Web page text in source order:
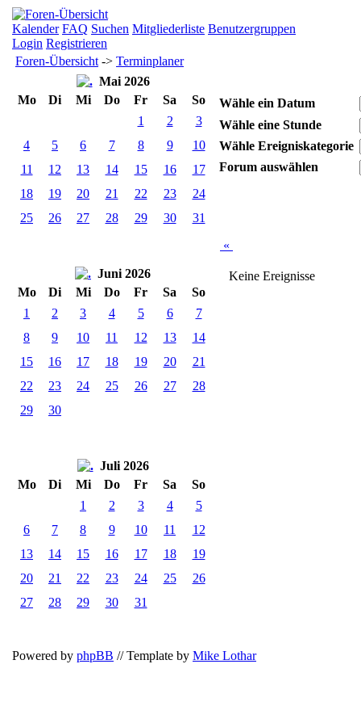
Kalender FAQ Suchen Mitgliederliste Benutzergruppen
Login Registrieren
Foren-Übersicht -> Terminplaner
Mai 2026
Mo
Di Mi Do Fr Sa
So
1
2
3
4
5 6 7 8 9
10
11
12 13 14 15 16
17
18
19 20 21 22 23
24
25
26 27 28 29 30 31
Juni 2026
Mo
Di Mi Do Fr Sa
So
1
2 3 4 5 6
7
8
9 10 11 12 13
14
15
16 17 18 19 20
21
22
23 24 25 26 27
28
29
30
Juli 2026
Mo
Di Mi Do Fr Sa
So
1
2 3 4
5
6
7 8 9 10 11
12
13
14 15 16 17 18
19
20
21 22 23 24 25
26
27
28 29 30 31
Wähle ein Datum
Wähle eine Stunde
Wähle Ereigniskategorie
Forum auswählen
«
Keine Ereignisse
Powered by phpBB // Template by Mike Lothar